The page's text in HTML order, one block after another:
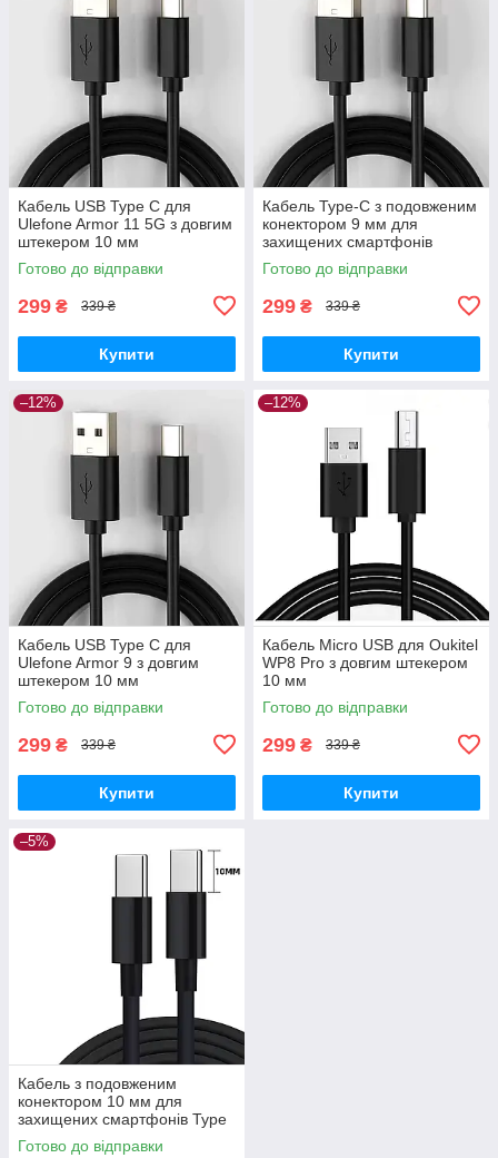
Кабель USB Type C для
Ulefone Armor 11 5G з довгим
штекером 10 мм
Готово до відправки
299 ₴ 339 ₴
Купити
Кабель Type-C з подовженим
конектором 9 мм для
захищених смартфонів
Готово до відправки
299 ₴ 339 ₴
Купити
–12%
Кабель USB Type C для
Ulefone Armor 9 з довгим
штекером 10 мм
Готово до відправки
299 ₴ 339 ₴
Купити
–12%
Кабель Micro USB для Oukitel
WP8 Pro з довгим штекером
10 мм
Готово до відправки
299 ₴ 339 ₴
Купити
–5%
Кабель з подовженим
конектором 10 мм для
захищених смартфонів Type
C - Type C
Готово до відправки